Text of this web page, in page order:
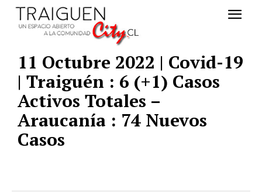
11 Octubre 2022 | Covid-19
| Traiguén : 6 (+1) Casos
Activos Totales –
Araucanía : 74 Nuevos
Casos